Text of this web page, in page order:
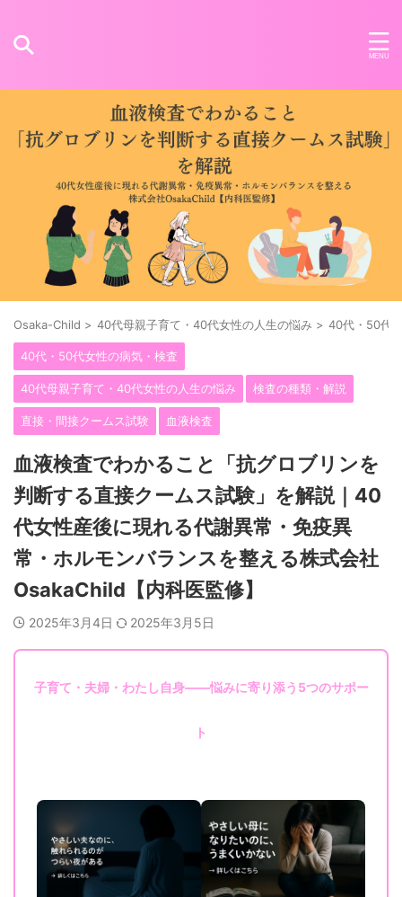
Osaka-Child > 40代母親子育て・40代女性の人生の悩み > 40代・50代
40代・50代女性の病気・検査
40代母親子育て・40代女性の人生の悩み 検査の種類・解説
直接・間接クームス試験 血液検査
血液検査でわかること「抗グロブリンを
判断する直接クームス試験」を解説｜40
代女性産後に現れる代謝異常・免疫異
常・ホルモンバランスを整える株式会社
OsakaChild【内科医監修】
2025年3月4日 2025年3月5日
子育て・夫婦・わたし自身——悩みに寄り添う5つのサポー
ト